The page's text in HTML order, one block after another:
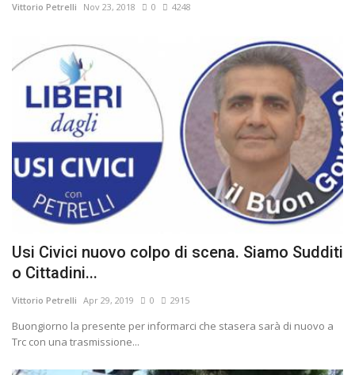
Vittorio Petrelli Nov 23, 2018 0 4248
Usi Civici nuovo colpo di scena. Siamo Sudditi
o Cittadini...
Vittorio Petrelli Apr 29, 2019 0 2915
Buongiorno la presente per informarci che stasera sarà di nuovo a
Trc con una trasmissione...